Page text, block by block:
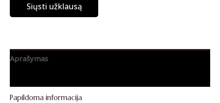
Siųsti užklausą
Aprašymas
Papildoma informacija